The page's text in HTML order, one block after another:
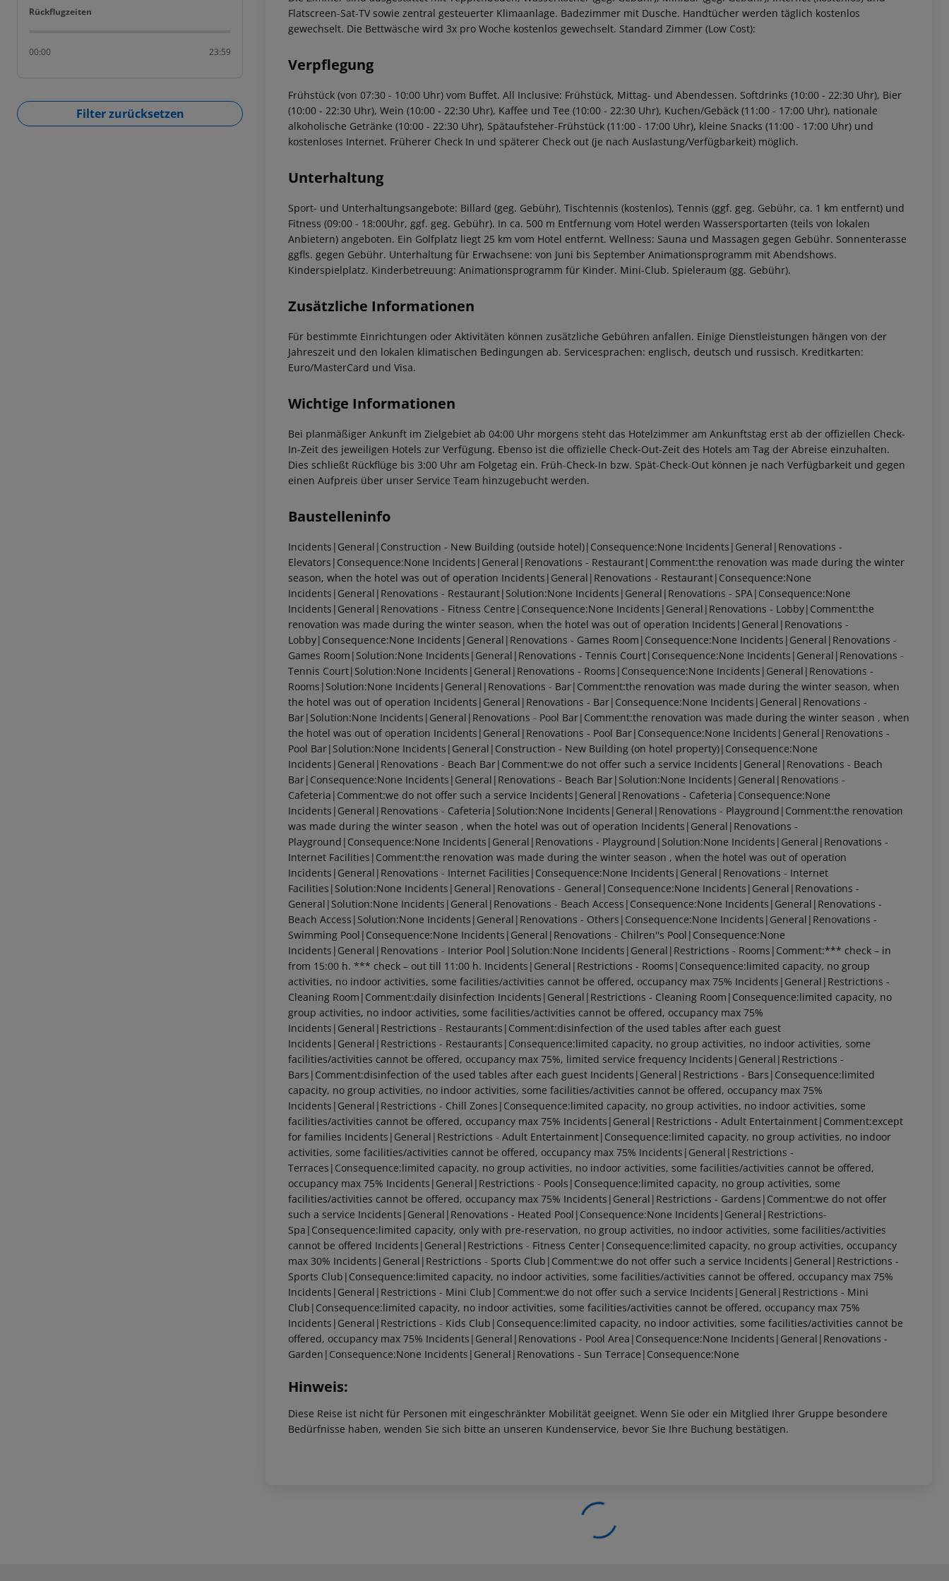
Rückflugzeiten
Rückflugzeiten
00:00 23:59
Filter zurücksetzen
Flatscreen-Sat-TV sowie zentral gesteuerter Klimaanlage. Badezimmer mit Dusche. Handtücher werden täglich kostenlos
gewechselt. Die Bettwäsche wird 3x pro Woche kostenlos gewechselt. Standard Zimmer (Low Cost):
Verpflegung
Frühstück (von 07:30 - 10:00 Uhr) vom Buffet. All Inclusive: Frühstück, Mittag- und Abendessen. Softdrinks (10:00 - 22:30 Uhr), Bier
(10:00 - 22:30 Uhr), Wein (10:00 - 22:30 Uhr), Kaffee und Tee (10:00 - 22:30 Uhr), Kuchen/Gebäck (11:00 - 17:00 Uhr), nationale
alkoholische Getränke (10:00 - 22:30 Uhr), Spätaufsteher-Frühstück (11:00 - 17:00 Uhr), kleine Snacks (11:00 - 17:00 Uhr) und
kostenloses Internet. Früherer Check In und späterer Check out (je nach Auslastung/Verfügbarkeit) möglich.
Unterhaltung
Sport- und Unterhaltungsangebote: Billard (geg. Gebühr), Tischtennis (kostenlos), Tennis (ggf. geg. Gebühr, ca. 1 km entfernt) und
Fitness (09:00 - 18:00Uhr, ggf. geg. Gebühr). In ca. 500 m Entfernung vom Hotel werden Wassersportarten (teils von lokalen
Anbietern) angeboten. Ein Golfplatz liegt 25 km vom Hotel entfernt. Wellness: Sauna und Massagen gegen Gebühr. Sonnenterasse
ggfls. gegen Gebühr. Unterhaltung für Erwachsene: von Juni bis September Animationsprogramm mit Abendshows.
Kinderspielplatz. Kinderbetreuung: Animationsprogramm für Kinder. Mini-Club. Spieleraum (gg. Gebühr).
Zusätzliche Informationen
Für bestimmte Einrichtungen oder Aktivitäten können zusätzliche Gebühren anfallen. Einige Dienstleistungen hängen von der
Jahreszeit und den lokalen klimatischen Bedingungen ab. Servicesprachen: englisch, deutsch und russisch. Kreditkarten:
Euro/MasterCard und Visa.
Wichtige Informationen
Bei planmäßiger Ankunft im Zielgebiet ab 04:00 Uhr morgens steht das Hotelzimmer am Ankunftstag erst ab der offiziellen Check-
In-Zeit des jeweiligen Hotels zur Verfügung. Ebenso ist die offizielle Check-Out-Zeit des Hotels am Tag der Abreise einzuhalten.
Dies schließt Rückflüge bis 3:00 Uhr am Folgetag ein. Früh-Check-In bzw. Spät-Check-Out können je nach Verfügbarkeit und gegen
einen Aufpreis über unser Service Team hinzugebucht werden.
Baustelleninfo
Incidents|General|Construction - New Building (outside hotel)|Consequence:None Incidents|General|Renovations -
Elevators|Consequence:None Incidents|General|Renovations - Restaurant|Comment:the renovation was made during the winter
season, when the hotel was out of operation Incidents|General|Renovations - Restaurant|Consequence:None
Incidents|General|Renovations - Restaurant|Solution:None Incidents|General|Renovations - SPA|Consequence:None
Incidents|General|Renovations - Fitness Centre|Consequence:None Incidents|General|Renovations - Lobby|Comment:the
renovation was made during the winter season, when the hotel was out of operation Incidents|General|Renovations -
Lobby|Consequence:None Incidents|General|Renovations - Games Room|Consequence:None Incidents|General|Renovations -
Games Room|Solution:None Incidents|General|Renovations - Tennis Court|Consequence:None Incidents|General|Renovations -
Tennis Court|Solution:None Incidents|General|Renovations - Rooms|Consequence:None Incidents|General|Renovations -
Rooms|Solution:None Incidents|General|Renovations - Bar|Comment:the renovation was made during the winter season, when
the hotel was out of operation Incidents|General|Renovations - Bar|Consequence:None Incidents|General|Renovations -
Bar|Solution:None Incidents|General|Renovations - Pool Bar|Comment:the renovation was made during the winter season , when
the hotel was out of operation Incidents|General|Renovations - Pool Bar|Consequence:None Incidents|General|Renovations -
Pool Bar|Solution:None Incidents|General|Construction - New Building (on hotel property)|Consequence:None
Incidents|General|Renovations - Beach Bar|Comment:we do not offer such a service Incidents|General|Renovations - Beach
Bar|Consequence:None Incidents|General|Renovations - Beach Bar|Solution:None Incidents|General|Renovations -
Cafeteria|Comment:we do not offer such a service Incidents|General|Renovations - Cafeteria|Consequence:None
Incidents|General|Renovations - Cafeteria|Solution:None Incidents|General|Renovations - Playground|Comment:the renovation
was made during the winter season , when the hotel was out of operation Incidents|General|Renovations -
Playground|Consequence:None Incidents|General|Renovations - Playground|Solution:None Incidents|General|Renovations -
Internet Facilities|Comment:the renovation was made during the winter season , when the hotel was out of operation
Incidents|General|Renovations - Internet Facilities|Consequence:None Incidents|General|Renovations - Internet
Facilities|Solution:None Incidents|General|Renovations - General|Consequence:None Incidents|General|Renovations -
General|Solution:None Incidents|General|Renovations - Beach Access|Consequence:None Incidents|General|Renovations -
Beach Access|Solution:None Incidents|General|Renovations - Others|Consequence:None Incidents|General|Renovations -
Swimming Pool|Consequence:None Incidents|General|Renovations - Chilren''s Pool|Consequence:None
Incidents|General|Renovations - Interior Pool|Solution:None Incidents|General|Restrictions - Rooms|Comment:*** check – in
from 15:00 h. *** check – out till 11:00 h. Incidents|General|Restrictions - Rooms|Consequence:limited capacity, no group
activities, no indoor activities, some facilities/activities cannot be offered, occupancy max 75% Incidents|General|Restrictions -
Cleaning Room|Comment:daily disinfection Incidents|General|Restrictions - Cleaning Room|Consequence:limited capacity, no
group activities, no indoor activities, some facilities/activities cannot be offered, occupancy max 75%
Incidents|General|Restrictions - Restaurants|Comment:disinfection of the used tables after each guest
Incidents|General|Restrictions - Restaurants|Consequence:limited capacity, no group activities, no indoor activities, some
facilities/activities cannot be offered, occupancy max 75%, limited service frequency Incidents|General|Restrictions -
Bars|Comment:disinfection of the used tables after each guest Incidents|General|Restrictions - Bars|Consequence:limited
capacity, no group activities, no indoor activities, some facilities/activities cannot be offered, occupancy max 75%
Incidents|General|Restrictions - Chill Zones|Consequence:limited capacity, no group activities, no indoor activities, some
facilities/activities cannot be offered, occupancy max 75% Incidents|General|Restrictions - Adult Entertainment|Comment:except
for families Incidents|General|Restrictions - Adult Entertainment|Consequence:limited capacity, no group activities, no indoor
activities, some facilities/activities cannot be offered, occupancy max 75% Incidents|General|Restrictions -
Terraces|Consequence:limited capacity, no group activities, no indoor activities, some facilities/activities cannot be offered,
occupancy max 75% Incidents|General|Restrictions - Pools|Consequence:limited capacity, no group activities, some
facilities/activities cannot be offered, occupancy max 75% Incidents|General|Restrictions - Gardens|Comment:we do not offer
such a service Incidents|General|Renovations - Heated Pool|Consequence:None Incidents|General|Restrictions-
Spa|Consequence:limited capacity, only with pre-reservation, no group activities, no indoor activities, some facilities/activities
cannot be offered Incidents|General|Restrictions - Fitness Center|Consequence:limited capacity, no group activities, occupancy
max 30% Incidents|General|Restrictions - Sports Club|Comment:we do not offer such a service Incidents|General|Restrictions -
Sports Club|Consequence:limited capacity, no indoor activities, some facilities/activities cannot be offered, occupancy max 75%
Incidents|General|Restrictions - Mini Club|Comment:we do not offer such a service Incidents|General|Restrictions - Mini
Club|Consequence:limited capacity, no indoor activities, some facilities/activities cannot be offered, occupancy max 75%
Incidents|General|Restrictions - Kids Club|Consequence:limited capacity, no indoor activities, some facilities/activities cannot be
offered, occupancy max 75% Incidents|General|Renovations - Pool Area|Consequence:None Incidents|General|Renovations -
Garden|Consequence:None Incidents|General|Renovations - Sun Terrace|Consequence:None
Hinweis:
Diese Reise ist nicht für Personen mit eingeschränkter Mobilität geeignet. Wenn Sie oder ein Mitglied Ihrer Gruppe besondere
Bedürfnisse haben, wenden Sie sich bitte an unseren Kundenservice, bevor Sie Ihre Buchung bestätigen.